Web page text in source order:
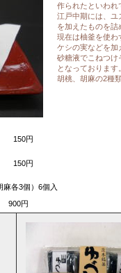
作られたといわれ
江戸中期には、ユ
を加えたものを詰
現在は柚釜を使わ
ケシの実などを加
砂糖液でこねつけ
となっております。
胡桃、胡麻の2種
150円
150円
各3個）6個入